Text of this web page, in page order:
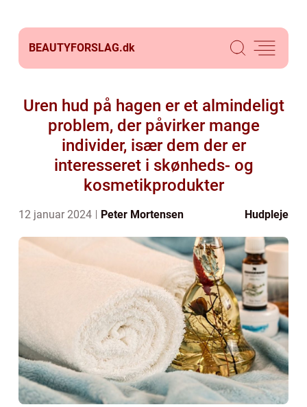
BEAUTYFORSLAG.dk
Uren hud på hagen er et almindeligt
problem, der påvirker mange
individer, især dem der er
interesseret i skønheds- og
kosmetikprodukter
12 januar 2024 Peter Mortensen Hudpleje